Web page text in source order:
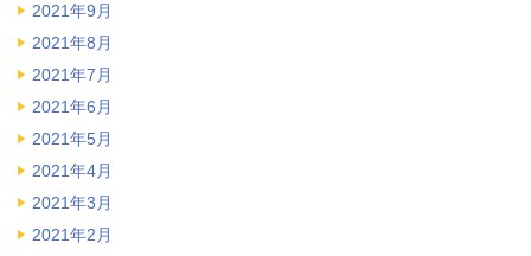
2021年9月
2021年8月
2021年7月
2021年6月
2021年5月
2021年4月
2021年3月
2021年2月